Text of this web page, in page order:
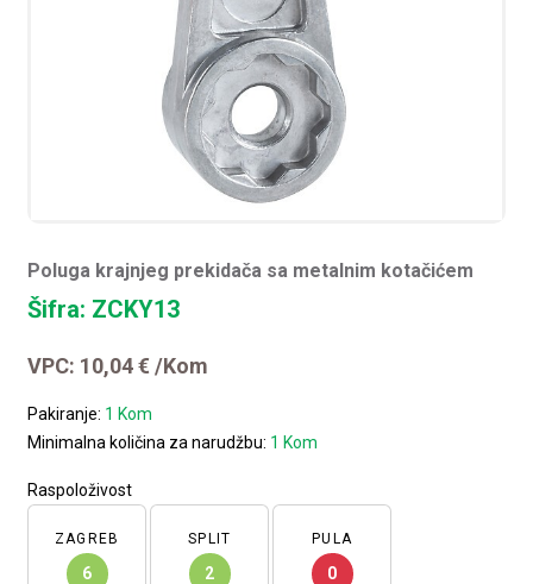
Poluga krajnjeg prekidača sa metalnim kotačićem
Šifra: ZCKY13
VPC: 10,04€ /Kom
Pakiranje: 1 Kom
Minimalna količina za narudžbu: 1 Kom
Raspoloživost
ZAGREB
6
SPLIT
2
PULA
0